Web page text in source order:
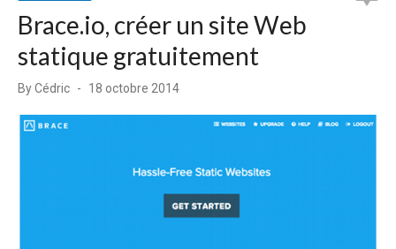
Brace.io, créer un site Web
statique gratuitement
ByCédric
Posted
18 octobre 2014